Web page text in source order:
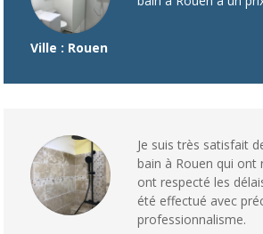
Ville : Rouen
Je suis très satisfait
bain à Rouen qui ont
ont respecté les
été effectué avec
professionnalisme.